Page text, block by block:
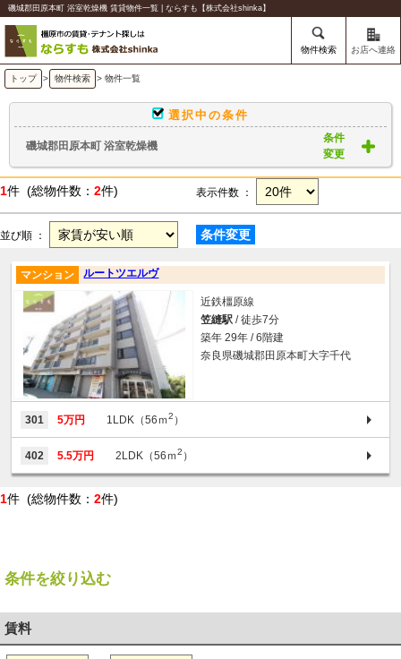
磯城郡田原本町 浴室乾燥機 賃貸物件一覧 | ならすも【株式会社shinka】
物件検索 お店へ連絡
トップ > 物件検索 > 物件一覧
選択中の条件
磯城郡田原本町 浴室乾燥機
条件
変更
1件 (総物件数： 2件) 表示件数 ：
並び順 ： 条件変更
ルートツエルヴ
マンション
近鉄橿原線
笠縫駅 / 徒歩7分
築年 29年 / 6階建
奈良県磯城郡田原本町大字千代
301 5万円 1LDK（56ｍ2 ）
402 5.5万円 2LDK（56ｍ2 ）
1件 (総物件数： 2件)
条件を絞り込む
賃料